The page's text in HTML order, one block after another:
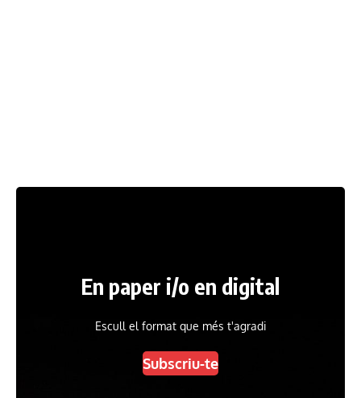
En paper i/o en digital
Escull el format que més t'agradi
Subscriu-te